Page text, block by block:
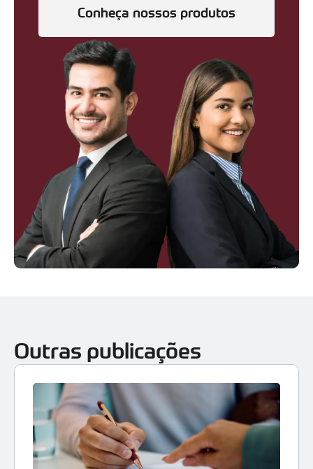
Conheça nossos produtos
Outras publicações